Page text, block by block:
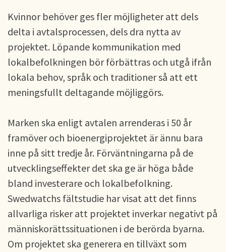
Kvinnor behöver ges fler möjligheter att dels
delta i avtalsprocessen, dels dra nytta av
projektet. Löpande kommunikation med
lokalbefolkningen bör förbättras och utgå ifrån
lokala behov, språk och traditioner så att ett
meningsfullt deltagande möjliggörs.
Marken ska enligt avtalen arrenderas i 50 år
framöver och bioenergiprojektet är ännu bara
inne på sitt tredje år. Förväntningarna på de
utvecklingseffekter det ska ge är höga både
bland investerare och lokalbefolkning.
Swedwatchs fältstudie har visat att det finns
allvarliga risker att projektet inverkar negativt på
människorättssituationen i de berörda byarna.
Om projektet ska generera en tillväxt som